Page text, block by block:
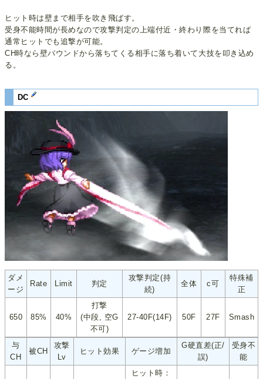
ヒット時は壁まで相手を吹き飛ばす。
受身不能時間が長めなので攻撃判定の上端付近・終わり際を当てれば
通常ヒットでも追撃が可能。
CH時なら壁バウンドから落ちてくる相手に落ち着いて大技を叩き込め
る。
DC
ダメ
ージ
Rate Limit 判定
攻撃判定(持
続)
全体 c可
特殊補
正
650 85% 40%
打撃
(中段, 空G
不可)
27-40F(14F) 50F 27F Smash
与
CH
被CH
攻撃
Lv
ヒット効果 ゲージ増加
G硬直差(正/
誤)
受身不
能
ヒット時：